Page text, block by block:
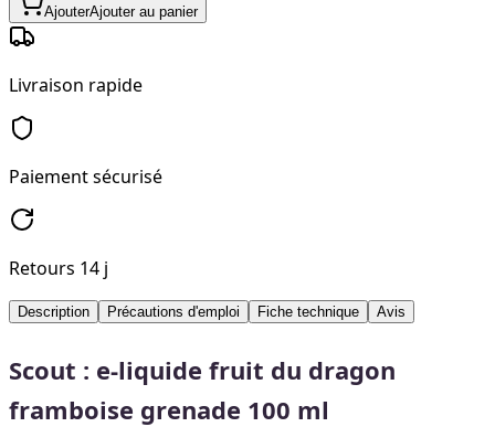
AjouterAjouter au panier
Livraison rapide
Paiement sécurisé
Retours 14 j
Description Précautions d'emploi Fiche technique Avis
Scout : e-liquide fruit du dragon
framboise grenade 100 ml